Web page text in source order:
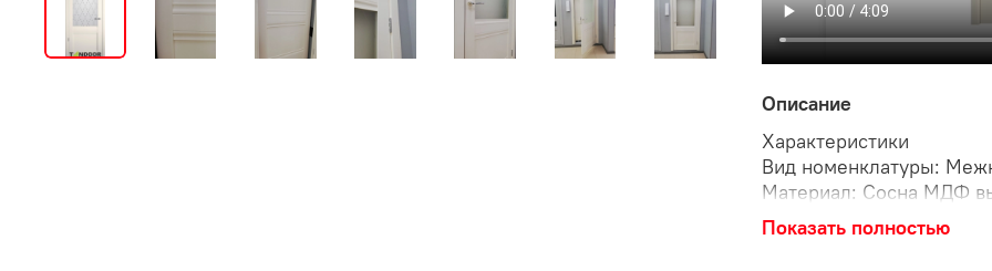
Описание
Характеристики
Вид номенклатуры:
Материал: Сосна МДФ
Модель: Рим
Дизайн: Классика
Показать полностью